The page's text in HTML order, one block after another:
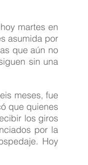
martes en
asumida por
que aún no
sin una
meses, fue
que quienes
los giros
por la
Hoy